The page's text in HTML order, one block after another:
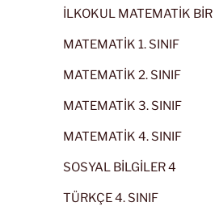
İLKOKUL MATEMATİK BİR
MATEMATİK 1. SINIF
MATEMATİK 2. SINIF
MATEMATİK 3. SINIF
MATEMATİK 4. SINIF
SOSYAL BİLGİLER 4
TÜRKÇE 4. SINIF